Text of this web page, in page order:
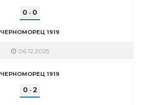
0 - 0
ЧЕРНОМОРЕЦ 1919
06.12.2025
ЧЕРНОМОРЕЦ 1919
0- 2